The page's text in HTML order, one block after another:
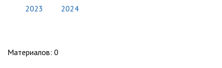
2023 2024
Материалов: 0